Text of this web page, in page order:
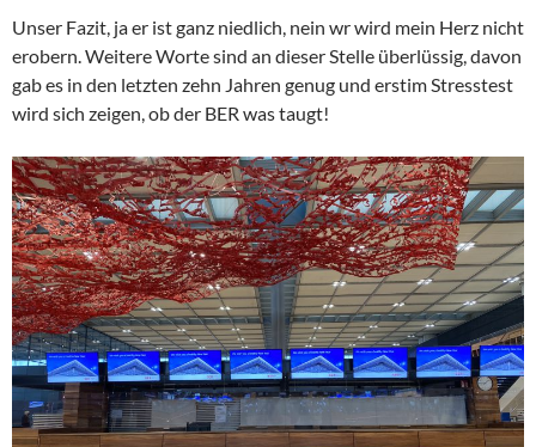
Unser Fazit, ja er ist ganz niedlich, nein wr wird mein Herz nicht
erobern. Weitere Worte sind an dieser Stelle überlüssig, davon
gab es in den letzten zehn Jahren genug und erstim Stresstest
wird sich zeigen, ob der BER was taugt!